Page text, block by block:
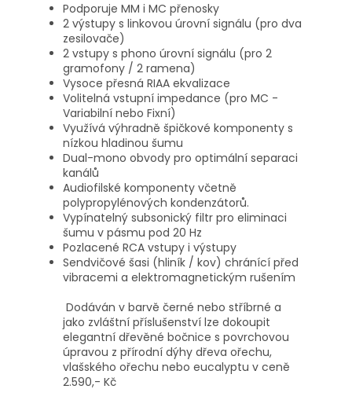
Podporuje MM i MC přenosky
2 výstupy s linkovou úrovní signálu (pro dva
zesilovače)
2 vstupy s phono úrovní signálu (pro 2
gramofony / 2 ramena)
Vysoce přesná RIAA ekvalizace
Volitelná vstupní impedance (pro MC -
Variabilní nebo Fixní)
Využívá výhradně špičkové komponenty s
nízkou hladinou šumu
Dual-mono obvody pro optimální separaci
kanálů
Audiofilské komponenty včetně
polypropylénových kondenzátorů.
Vypínatelný subsonický filtr pro eliminaci
šumu v pásmu pod 20 Hz
Pozlacené RCA vstupy i výstupy
Sendvičové šasi (hliník / kov) chránící před
vibracemi a elektromagnetickým rušením
Dodáván v barvě černé nebo stříbrné a
jako zvláštní příslušenství lze dokoupit
elegantní dřevěné bočnice s povrchovou
úpravou z přírodní dýhy dřeva ořechu,
vlašského ořechu nebo eucalyptu v ceně
2.590,- Kč